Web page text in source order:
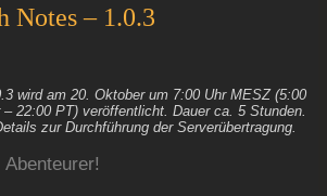
Notes – 1.0.3
wird am 20. Oktober um 7:00 Uhr MESZ (5:00
22:00 PT) veröffentlicht. Dauer ca. 5 Stunden.
zur Durchführung der Serverübertragung.